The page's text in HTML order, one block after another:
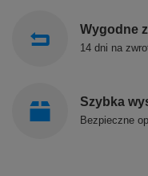
Wygodne
14 dni na
Szybka
Bezpieczne